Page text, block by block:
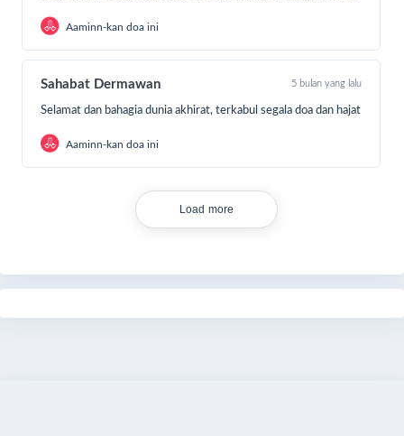
Aaminn-kan doa ini
Sahabat Dermawan 5 bulan yang lalu
Selamat dan bahagia dunia akhirat, terkabul segala doa dan hajat
Aaminn-kan doa ini
Load more